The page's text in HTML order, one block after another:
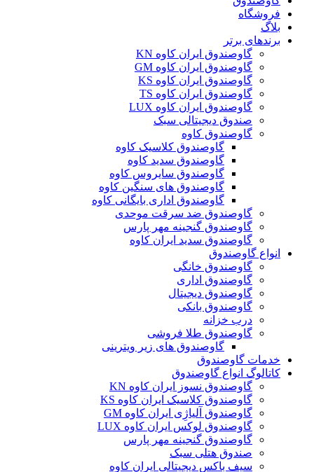
فروشگاه
بلاگ
برندهای برتر
گاوصندوق ایران کاوه KN
گاوصندوق ایران کاوه GM
گاوصندوق ایران کاوه KS
گاوصندوق ایران کاوه TS
گاوصندوق ایران کاوه LUX
صندوق دیجیتالی سبک
گاوصندوق کاوه
گاوصندوق کلاسیک کاوه
گاوصندوق سدید کاوه
گاوصندوق سایروس کاوه
گاوصندوق های سنگین کاوه
گاوصندوق اداری بایگانی کاوه
گاوصندوق ضد سرقت موحدی
گاوصندوق گنجینه مهر پارس
گاوصندوق سدید ایران کاوه
انواع گاوصندوق
گاوصندوق خانگی
گاوصندوق اداری
گاوصندوق دیجیتال
گاوصندوق بانکی
درب خزانه
گاوصندوق طلا فروشی
گاوصندوق های زیر ویترینی
خدمات گاوصندوق
کاتالوگ انواع گاوصندوق
گاوصندوق نسوز ایران کاوه KN
گاوصندوق کلاسیک ایران کاوه KS
گاوصندوق آلیاژِی ایران کاوه GM
گاوصندوق لوکس ایران کاوه LUX
گاوصندوق گنجینه مهر پارس
صندوق هتلی سبک
سیف باکس دیجیتالی ایران کاوه